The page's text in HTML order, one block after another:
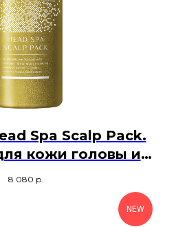
Spa Scalp Pack.
кожи головы и
150 мл
8 080 р.
NEW